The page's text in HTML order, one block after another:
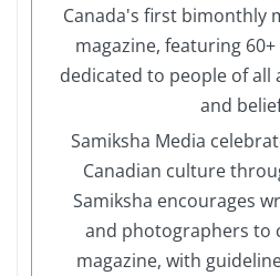
Canada's first bimonthly
magazine, featuring
dedicated to people of all
and
Samiksha Media
Canadian culture
Samiksha encourages
and photographers to
magazine, with